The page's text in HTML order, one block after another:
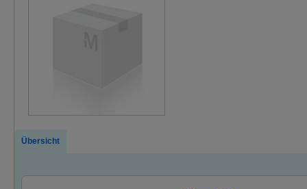
Übersicht